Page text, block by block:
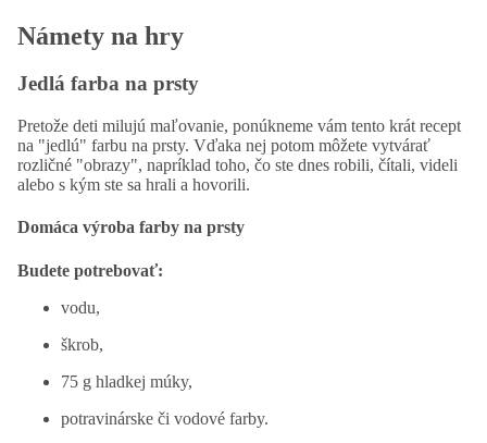
Námety na hry
Jedlá farba na prsty
Pretože deti milujú maľovanie, ponúkneme vám tento krát recept
na "jedlú" farbu na prsty. Vďaka nej potom môžete vytvárať
rozličné "obrazy", napríklad toho, čo ste dnes robili, čítali, videli
alebo s kým ste sa hrali a hovorili.
Domáca výroba farby na prsty
Budete potrebovať:
vodu,
škrob,
75 g hladkej múky,
potravinárske či vodové farby.